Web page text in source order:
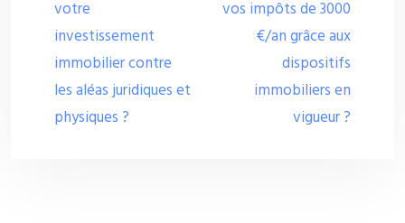
votre
investissement
immobilier contre
les aléas juridiques et
physiques ?
vos impôts de 3000
€/an grâce aux
dispositifs
immobiliers en
vigueur ?